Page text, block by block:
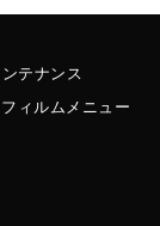
テナンス
フィルムメニュー